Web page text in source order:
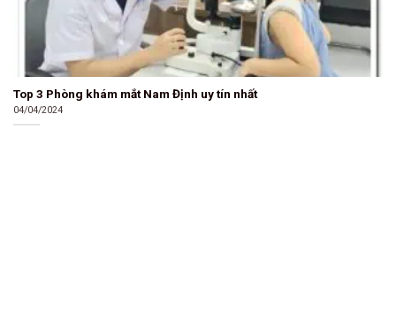
Top 3 Phòng khám mắt Nam Định uy tín nhất
04/04/2024